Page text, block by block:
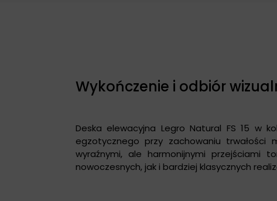
Wykończenie i odbiór
Deska elewacyjna Legro Natural FS 15 w
egzotycznego przy zachowaniu
wyraźnymi, ale harmonijnymi przejściami
nowoczesnych, jak i bardziej klasycznych